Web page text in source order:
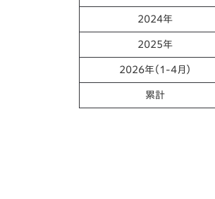
2024年
2025年
2026年（1-4月）
累計